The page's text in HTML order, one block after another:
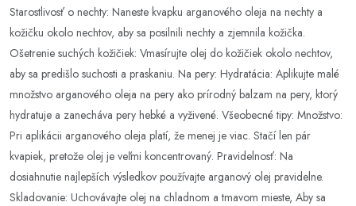
Starostlivosť o nechty: Naneste kvapku arganového oleja na nechty a
kožičku okolo nechtov, aby sa posilnili nechty a zjemnila kožička.
Ošetrenie suchých kožičiek: Vmasírujte olej do kožičiek okolo nechtov,
aby sa predišlo suchosti a praskaniu. Na pery: Hydratácia: Aplikujte malé
množstvo arganového oleja na pery ako prírodný balzam na pery, ktorý
hydratuje a zanecháva pery hebké a vyživené. Všeobecné tipy: Množstvo:
Pri aplikácii arganového oleja platí, že menej je viac. Stačí len pár
kvapiek, pretože olej je veľmi koncentrovaný. Pravidelnosť: Na
dosiahnutie najlepších výsledkov používajte arganový olej pravidelne.
Skladovanie: Uchovávajte olej na chladnom a tmavom mieste, Aby sa